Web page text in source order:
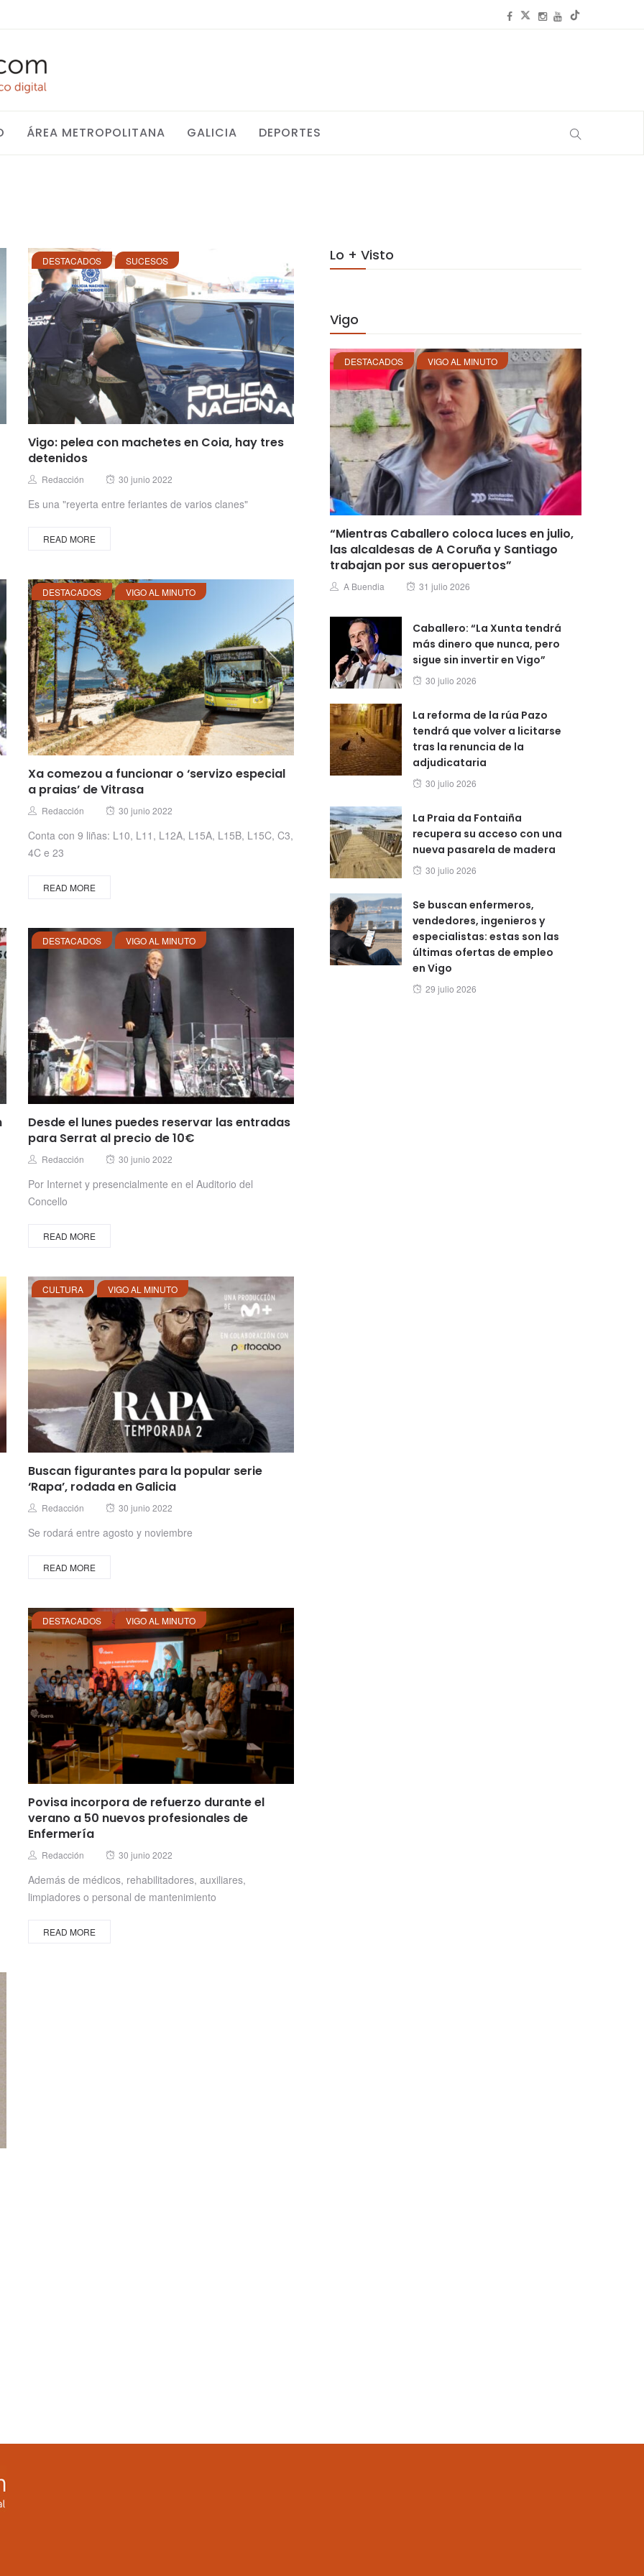
ÁREA METROPOLITANA GALICIA DEPORTES
DESTACADOS SUCESOS
Vigo: pelea con machetes en Coia, hay tres
detenidos
Author
Redacción
Posted
30 junio 2022
Es una "reyerta entre feriantes de varios clanes"
READ MORE
DESTACADOS VIGO AL MINUTO
Xa comezou a funcionar o ‘servizo especial
a praias’ de Vitrasa
Author
Redacción
Posted
30 junio 2022
Conta con 9 liñas: L10, L11, L12A, L15A, L15B, L15C, C3,
4C e 23
READ MORE
DESTACADOS VIGO AL MINUTO
Desde el lunes puedes reservar las entradas
para Serrat al precio de 10€
Author
Redacción
Posted
30 junio 2022
Por Internet y presencialmente en el Auditorio del
Concello
READ MORE
CULTURA VIGO AL MINUTO
Buscan figurantes para la popular serie
‘Rapa’, rodada en Galicia
Author
Redacción
Posted
30 junio 2022
Se rodará entre agosto y noviembre
READ MORE
DESTACADOS VIGO AL MINUTO
Povisa incorpora de refuerzo durante el
verano a 50 nuevos profesionales de
Enfermería
Author
Redacción
Posted
30 junio 2022
Además de médicos, rehabilitadores, auxiliares,
limpiadores o personal de mantenimiento
READ MORE
Lo + Visto
Vigo
DESTACADOS VIGO AL MINUTO
“Mientras Caballero coloca luces en julio,
las alcaldesas de A Coruña y Santiago
trabajan por sus aeropuertos”
Author
A Buendia
Posted
31 julio 2026
Caballero: “La Xunta tendrá
más dinero que nunca, pero
sigue sin invertir en Vigo”
Posted
30 julio 2026
La reforma de la rúa Pazo
tendrá que volver a licitarse
tras la renuncia de la
adjudicataria
Posted
30 julio 2026
La Praia da Fontaiña
recupera su acceso con una
nueva pasarela de madera
Posted
30 julio 2026
Se buscan enfermeros,
vendedores, ingenieros y
especialistas: estas son las
últimas ofertas de empleo
en Vigo
Posted
29 julio 2026